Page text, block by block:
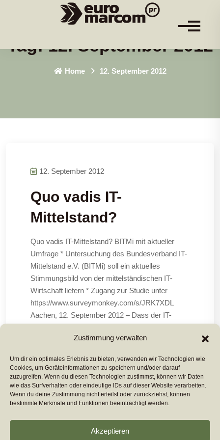
Zustimmung verwalten
Um dir ein optimales Erlebnis zu bieten, verwenden wir Technologien wie
Cookies, um Geräteinformationen zu speichern und/oder darauf
zuzugreifen. Wenn du diesen Technologien zustimmst, können wir Daten
wie das Surfverhalten oder eindeutige IDs auf dieser Website verarbeiten.
Wenn du deine Zustimmung nicht erteilst oder zurückziehst, können
bestimmte Merkmale und Funktionen beeinträchtigt werden.
Akzeptieren
Tag:12. September 2012
Home 12. September 2012
12. September 2012
Quo vadis IT-
Mittelstand?
Quo vadis IT-Mittelstand? BITMi mit aktueller
Umfrage * Untersuchung des Bundesverband IT-
Mittelstand e.V. (BITMi) soll ein aktuelles
Stimmungsbild von der mittelständischen IT-
Wirtschaft liefern * Zugang zur Studie unter
https://www.surveymonkey.com/s/JRK7XDL
Aachen, 12. September 2012 – Dass der IT-
Wirtschaft vor großen Herausforderungen steht,
Mehr Lesen ...